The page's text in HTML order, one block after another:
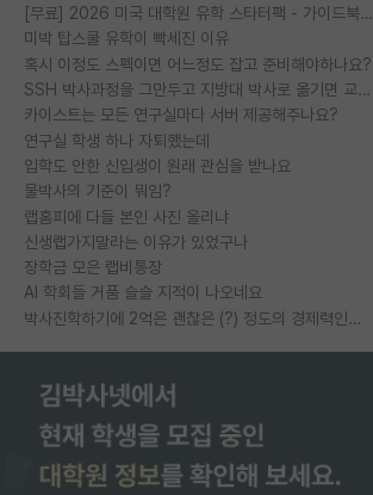
[무료] 2026 미국 대학원 유학 스타터팩 - 가이드북 & 합격자 컨택메일 템플릿
미박 탑스쿨 유학이 빡세진 이유
혹시 이정도 스펙이면 어느정도 잡고 준비해야하나요?
SSH 박사과정을 그만두고 지방대 박사로 옮기면 교수의 꿈은 끝일까요?
카이스트는 모든 연구실마다 서버 제공해주나요?
연구실 학생 하나 자퇴했는데
입학도 안한 신입생이 원래 관심을 받나요
물박사의 기준이 뭐임?
랩홈피에 다들 본인 사진 올리냐
신생랩가지말라는 이유가 있었구나
장학금 모은 랩비통장
AI 학회들 거품 슬슬 지적이 나오네요
박사진학하기에 2억은 괜찮은 (?) 정도의 경제력인가요